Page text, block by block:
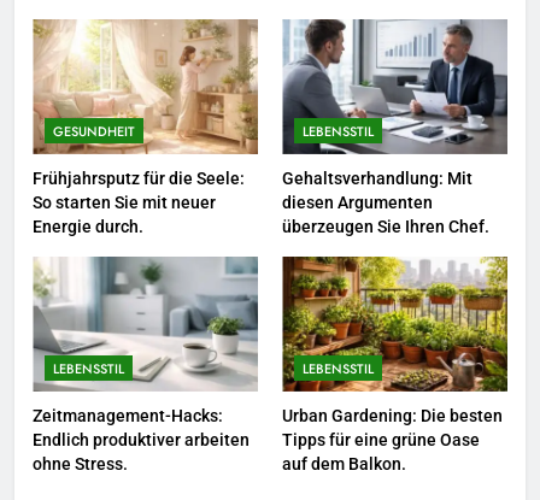
5
Accessoire-Guide: Mit diesen
Details werten Sie jedes
Frühlingsoutfit auf.
6
Naturnah gärtnern: So locken
Sie Bienen und Schmetterlinge
in Ihren Garten.
LEBENSSTIL
7
Berufliche Neuorientierung: Mut
zum Quereinstieg in der neuen
GESUNDHEIT
Frühjahrsputz für die Seele:
So starten Sie mit neuer
Energie durch.
LEBENSSTIL
Gehaltsverhandlung: Mit
diesen Argumenten
überzeugen Sie Ihren Chef.
LEBENSSTIL
Zeitmanagement-Hacks:
Endlich produktiver arbeiten
ohne Stress.
LEBENSSTIL
Urban Gardening: Die besten
Tipps für eine grüne Oase
auf dem Balkon.